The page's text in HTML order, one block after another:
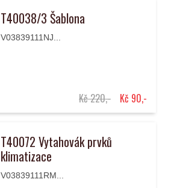
T40038/3 Šablona
V03839111NJ...
Kč 220,- Kč 90,-
T40072 Vytahovák prvků
klimatizace
V03839111RM...